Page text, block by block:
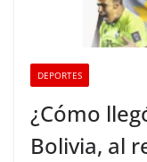
DEPORTES
¿Cómo
Bolivia, al